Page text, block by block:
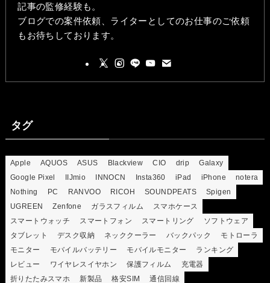
記事の監修経験も。
ブログでの案件依頼、ライターとしてのお仕事のご依頼
もお待ちしております。
タグ
Apple AQUOS ASUS Blackview CIO drip
Galaxy
Google Pixel
IIJmio INNOCN Insta360 iPad iPhone
notera
Nothing
PC RANVOO RICOH SOUNDPEATS
Spigen
UGREEN
Zenfone ガラスフィルム
スマホケース
スマートウォッチ
スマートフォン スマートリング
ソフトウェア
タブレット
デスク収納 ネッククーラー バックパック
モトローラ
モニター
モバイルバッテリー モバイルモニター
ランキング
レビュー
ワイヤレスイヤホン 保護フィルム
充電器
折りたたみスマホ
新製品 格安SIM 通信回線